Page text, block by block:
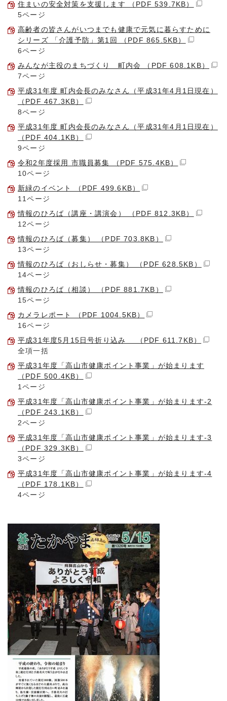
住まいの安全対策を支援します （PDF 539.7KB）
5ページ
高齢者の皆さんがいつまでも健康で元気に暮らすために
シリーズ 「介護予防」第1回 （PDF 865.5KB）
6ページ
みんなが主役のまちづくり 町内会 （PDF 608.1KB）
7ページ
平成31年度 町内会長のみなさん（平成31年4月1日現在）
（PDF 467.3KB）
8ページ
平成31年度 町内会長のみなさん（平成31年4月1日現在）
（PDF 404.1KB）
9ページ
令和2年度採用 市職員募集 （PDF 575.4KB）
10ページ
新緑のイベント （PDF 499.6KB）
11ページ
情報のひろば（講座・講演会） （PDF 812.3KB）
12ページ
情報のひろば（募集） （PDF 703.8KB）
13ページ
情報のひろば（おしらせ・募集） （PDF 628.5KB）
14ページ
情報のひろば（相談） （PDF 881.7KB）
15ページ
カメラレポート （PDF 1004.5KB）
16ページ
平成31年度5月15日号折り込み （PDF 611.7KB）
全項一括
平成31年度「高山市健康ポイント事業」が始まります
（PDF 500.4KB）
1ページ
平成31年度「高山市健康ポイント事業」が始まります-2
（PDF 243.1KB）
2ページ
平成31年度「高山市健康ポイント事業」が始まります-3
（PDF 329.3KB）
3ページ
平成31年度「高山市健康ポイント事業」が始まります-4
（PDF 178.1KB）
4ページ